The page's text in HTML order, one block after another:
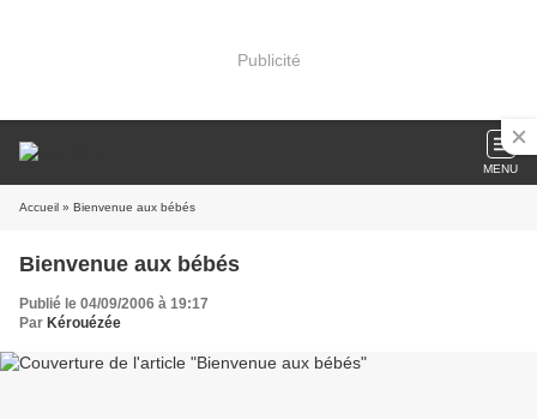
Publicité
MENU
Accueil » Bienvenue aux bébés
Bienvenue aux bébés
Publié le 04/09/2006 à 19:17
Par Kérouézée